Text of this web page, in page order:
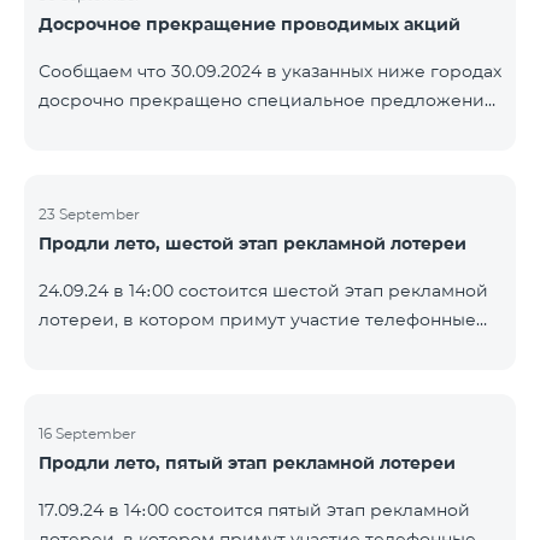
помощью генератора случайных чисел. Следите за
YouTube. Подробнее:
https://www.telecomarmenia.am/ru/B2S
Досрочное прекращение проводимых акций
Сообщаем что 30.09.2024 в указанных ниже городах
досрочно прекращено специальное предложение,
9900. Вайк Чаренцаван Ванадзор
23 September
Продли лето, шестой этап рекламной лотереи
24.09.24 в 14։00 состоится шестой этап рекламной
лотереи, в котором примут участие телефонные
Выигравшие номера телефонов будут выбраны с
помощью генератора случайных чисел. Следите за
YouTube. Подробнее:
16 September
Продли лето, пятый этап рекламной лотереи
17.09.24 в 14։00 состоится пятый этап рекламной